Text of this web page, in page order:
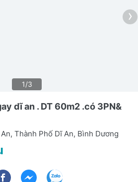
›
1/3
dĩ an . DT 60m2 .có 3PN&
Thành Phố Dĩ An, Bình Dương